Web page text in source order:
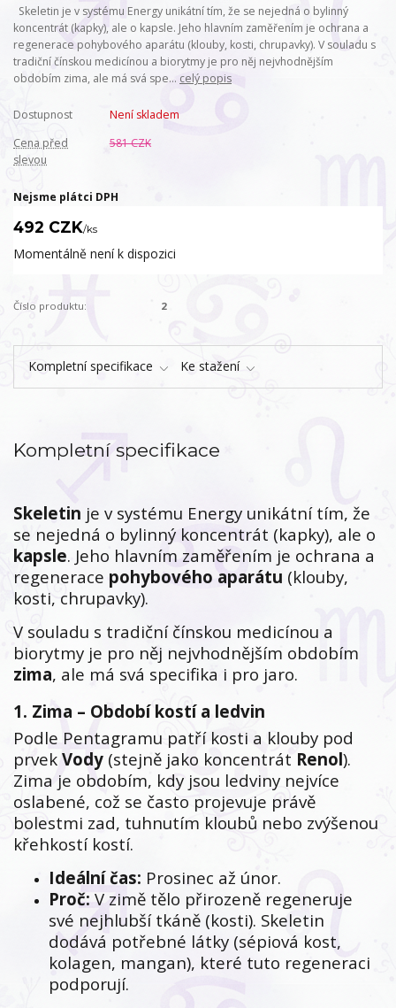
Skeletin je v systému Energy unikátní tím, že se nejedná o bylinný
koncentrát (kapky), ale o kapsle. Jeho hlavním zaměřením je ochrana a
regenerace pohybového aparátu (klouby, kosti, chrupavky). V souladu s
tradiční čínskou medicínou a biorytmy je pro něj nejvhodnějším
obdobím zima, ale má svá spe... celý popis
Dostupnost
Není skladem
Cena před
slevou
581 CZK
Nejsme plátci DPH
492 CZK/ks
Momentálně není k dispozici
Číslo produktu: 2
Kompletní specifikace Ke stažení
Kompletní specifikace
Skeletin je v systému Energy unikátní tím, že
se nejedná o bylinný koncentrát (kapky), ale o
kapsle. Jeho hlavním zaměřením je ochrana a
regenerace pohybového aparátu (klouby,
kosti, chrupavky).
V souladu s tradiční čínskou medicínou a
biorytmy je pro něj nejvhodnějším obdobím
zima, ale má svá specifika i pro jaro.
1. Zima – Období kostí a ledvin
Podle Pentagramu patří kosti a klouby pod
prvek Vody (stejně jako koncentrát Renol).
Zima je obdobím, kdy jsou ledviny nejvíce
oslabené, což se často projevuje právě
bolestmi zad, tuhnutím kloubů nebo zvýšenou
křehkostí kostí.
Ideální čas: Prosinec až únor.
Proč: V zimě tělo přirozeně regeneruje
své nejhlubší tkáně (kosti). Skeletin
dodává potřebné látky (sépiová kost,
kolagen, mangan), které tuto regeneraci
podporují.